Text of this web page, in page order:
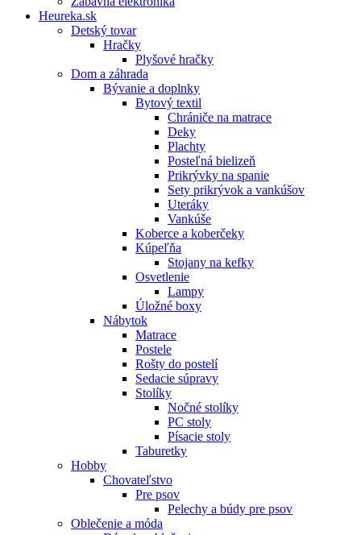
Heureka.sk
Detský tovar
Hračky
Plyšové hračky
Dom a záhrada
Bývanie a doplnky
Bytový textil
Chrániče na matrace
Deky
Plachty
Posteľná bielizeň
Prikrývky na spanie
Sety prikrývok a vankúšov
Uteráky
Vankúše
Koberce a koberčeky
Kúpeľňa
Stojany na kefky
Osvetlenie
Lampy
Úložné boxy
Nábytok
Matrace
Postele
Rošty do postelí
Sedacie súpravy
Stolíky
Nočné stolíky
PC stoly
Písacie stoly
Taburetky
Hobby
Chovateľstvo
Pre psov
Pelechy a búdy pre psov
Oblečenie a móda